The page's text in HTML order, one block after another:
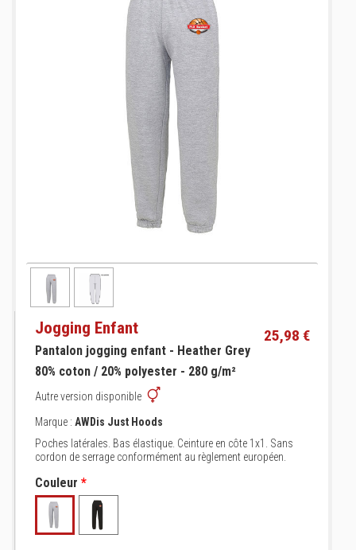
Jogging Enfant 25,98 €
Pantalon jogging enfant - Heather Grey
80% coton / 20% polyester - 280 g/m²
Autre version disponible
Marque : AWDis Just Hoods
Poches latérales. Bas élastique. Ceinture en côte 1x1. Sans
cordon de serrage conformément au règlement européen.
Couleur *